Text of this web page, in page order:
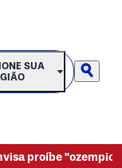
SUA REGIÃO
SUA
proíbe "ozempic